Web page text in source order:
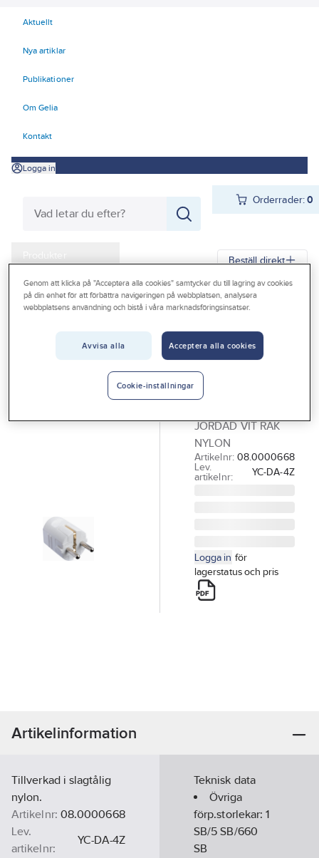
Aktuellt
Nya artiklar
Publikationer
Om Gelia
Kontakt
Logga in
Orderrader:0
Produkter
Kampanjer
Outlet
Beställ direkt
Gelia Produkter Gelia El Förlänga & förgrena
Stickpropp
Stickpropp,
jordad
JORDAD VIT RAK
NYLON
Artikelnr: 08.0000668
Lev.
artikelnr:
YC-DA-4Z
Logga in för
lagerstatus och pris
Artikelinformation
Tillverkad i slagtålig
nylon.
Artikelnr: 08.0000668
Lev.
artikelnr:
YC-DA-4Z
Teknisk data
Övriga
förp.storlekar:1
SB/5 SB/660
SB
Genom att klicka på "Acceptera alla cookies" samtycker du till lagring av cookies
på din enhet för att förbättra navigeringen på webbplatsen, analysera
webbplatsens användning och bistå i våra marknadsföringsinsatser.
Avvisa alla Acceptera alla cookies
Cookie-inställningar